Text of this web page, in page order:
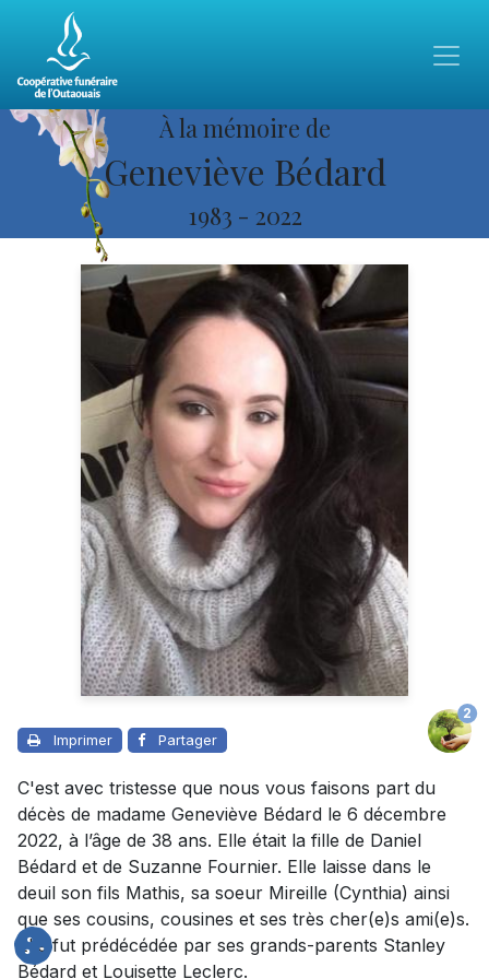
À la mémoire de
Geneviève Bédard
1983 - 2022
Imprimer Partager
2
C'est avec tristesse que nous vous faisons part du
décès de madame Geneviève Bédard le 6 décembre
2022, à l’âge de 38 ans. Elle était la fille de Daniel
Bédard et de Suzanne Fournier. Elle laisse dans le
deuil son fils Mathis, sa soeur Mireille (Cynthia) ainsi
que ses cousins, cousines et ses très cher(e)s ami(e)s.
Elle fut prédécédée par ses grands-parents Stanley
Bédard et Louisette Leclerc.